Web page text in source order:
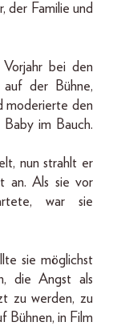
der Familie und
Vorjahr bei den
auf der Bühne,
moderierte den
im Bauch.
nun strahlt er
an. Als sie vor
war sie
sie möglichst
die Angst als
zu werden, zu
Bühnen, in Film